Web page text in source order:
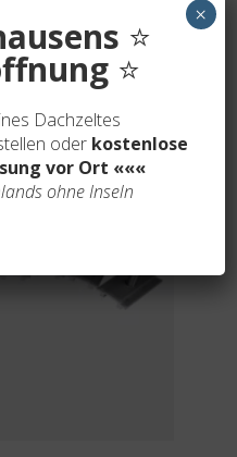
⭐
⭐
Dachzeltes
oder kostenlose
vor Ort «««
ohne Inseln
×